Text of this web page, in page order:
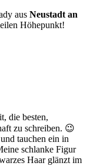
aus Neustadt an
Höhepunkt!
die besten,
zu schreiben. 😉
tauchen ein in
schlanke Figur
Haar glänzt im